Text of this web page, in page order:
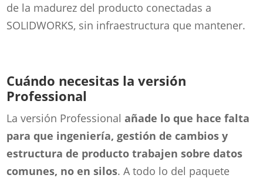
de la madurez del producto conectadas a
SOLIDWORKS, sin infraestructura que mantener.
Cuándo necesitas la versión
Professional
La versión Professionalañade lo que hace falta
para que ingeniería, gestión de cambios y
estructura de producto trabajen sobre datos
comunes, no en silos. A todo lo del paquete